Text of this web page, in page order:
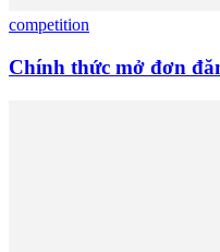
competition
Chính thức mở đơn